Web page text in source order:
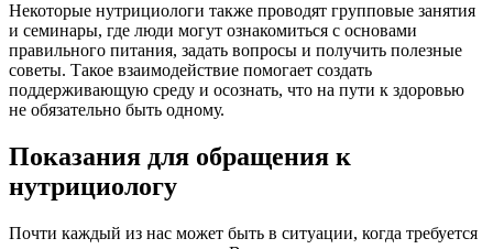
Некоторые нутрициологи также проводят групповые занятия
и семинары, где люди могут ознакомиться с основами
правильного питания, задать вопросы и получить полезные
советы. Такое взаимодействие помогает создать
поддерживающую среду и осознать, что на пути к здоровью
не обязательно быть одному.
Показания для обращения к
нутрициологу
Почти каждый из нас может быть в ситуации, когда требуется